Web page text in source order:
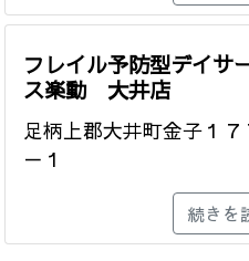
フレイル予防型デイサ
ス楽動 大井店
足柄上郡大井町金子１７
－１
続きを